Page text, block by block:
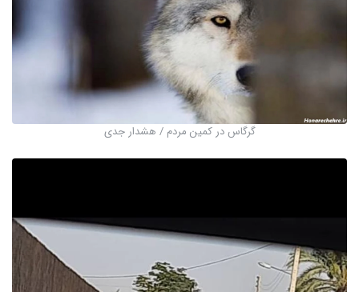
گرگاس در کمین مردم / هشدار جدی